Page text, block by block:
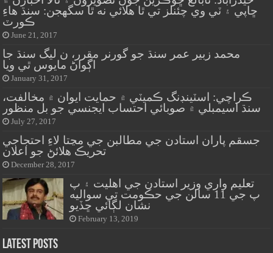
ڇاپي ۽ ٽي وي چئنلز تي ٿا هلائي نه ٿا سگهجن: سنڌ هاءِ
ڪورٽ
June 21, 2017
محمد زبير عمر سنڌ جو گورنر مقرر، ن ليگ سنڌ جا
اڳواڻ مايوس ٿي ويا
January 31, 2017
ڪراچي: اسٽينڊنگ ڪميٽي ۾ حمايت ايوان ۾ مخالفت،
سنڌ اسيمبلي ۾ صوبائي احتساب ايجنسي جو بل منظور
July 27, 2017
جسقم پاران استادن جي مطالبن جي مڃتا لاءِ احتجاجي
تحريڪ هلائڻ جو اعلان
December 28, 2017
تعليم واري وزير استادن جي اهليت ۽ پ
پ جي 11 سالن جي حڪومت تي سواليه
نشان لڳائي ڇڏيو
February 13, 2019
Latest Posts